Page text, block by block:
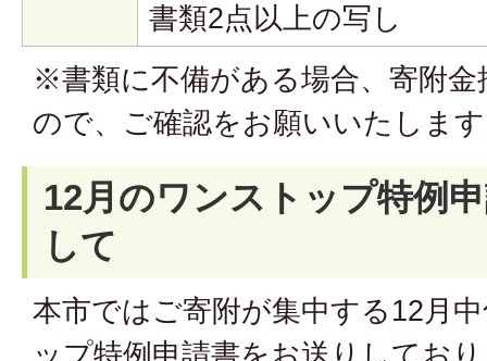
書類2点以上の写し
※書類に不備がある場合、寄附
ので、ご確認をお願いいたしま
12月のワンストップ特例
して
本市ではご寄附が集中する12月
ップ特例申請書をお送りしてお